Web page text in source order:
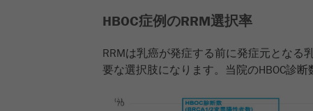
HBOC症例のRRM選択率
RRMは乳癌が発症する前に発症元となる
要な選択肢になります。当院のHBOC診